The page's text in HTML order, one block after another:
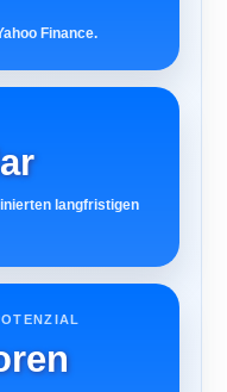
Finance.
langfristigen